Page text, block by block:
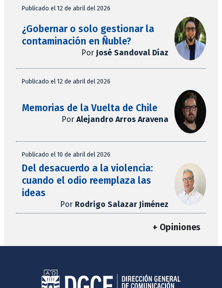
Publicado el 12 de abril del 2026
¿Gobernar o solo gestionar la
contaminación en Ñuble?
Por José Sandoval Díaz
Publicado el 12 de abril del 2026
Memorias de la Vuelta de Chile
Por Alejandro Arros Aravena
Publicado el 10 de abril del 2026
Del desacuerdo a la violencia:
cuando el odio reemplaza las
ideas
Por Rodrigo Salazar Jiménez
+ Opiniones